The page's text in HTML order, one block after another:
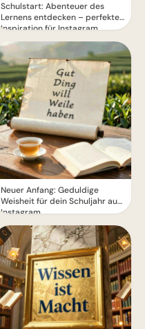
Schulstart: Abenteuer des
Lernens entdecken – perfekte
Inspiration für Instagram
Neuer Anfang: Geduldige
Weisheit für dein Schuljahr auf
Instagram.